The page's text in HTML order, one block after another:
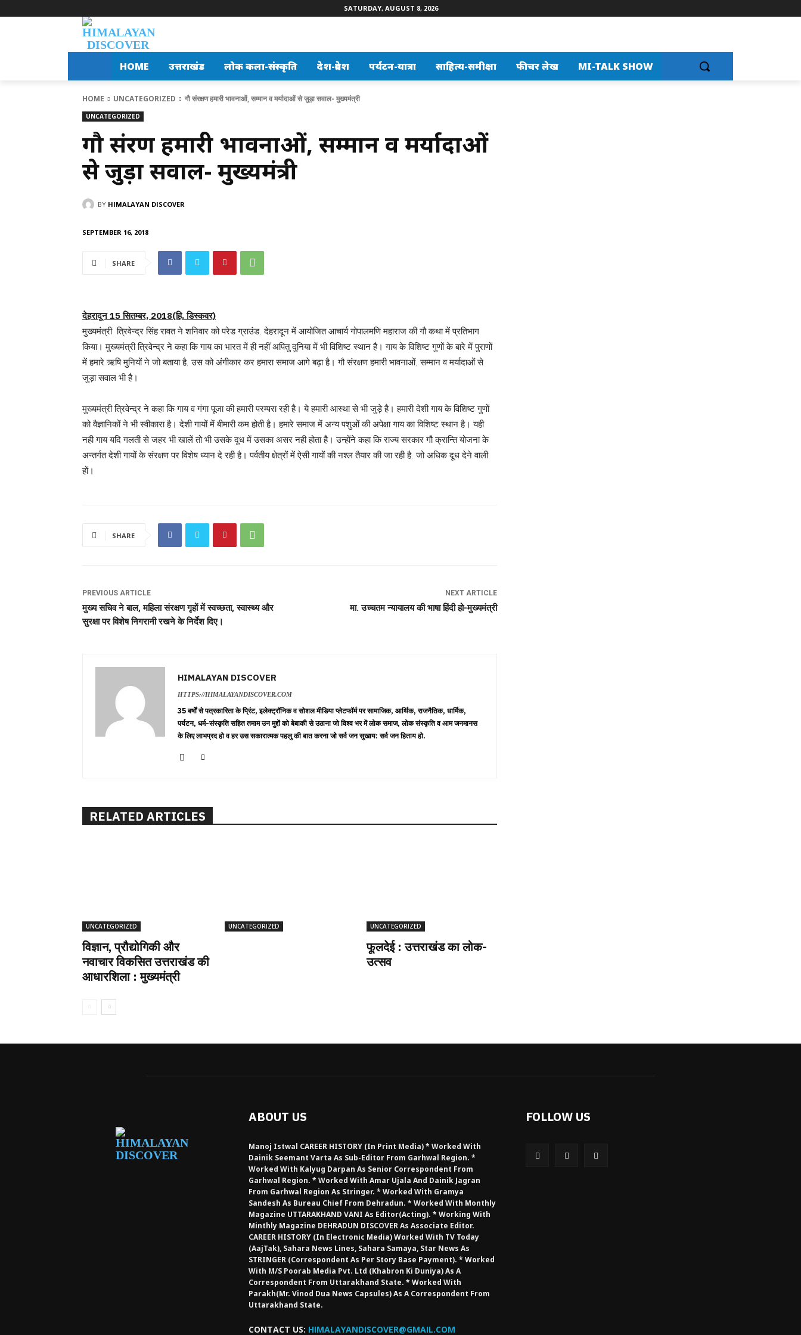
SATURDAY, AUGUST 8, 2026
HOME उत्तराखंड लोक कला-संस्कृति देश-प्रदेश पर्यटन-यात्रा साहित्य-समीक्षा फीचर लेख MI-TALK SHOW
HOME UNCATEGORIZED गौ संरक्षण हमारी भावनाओं, सम्मान व मर्यादाओं से जुड़ा सवाल- मुख्यमंत्री
UNCATEGORIZED
गौ संरक्षण हमारी भावनाओं, सम्मान व मर्यादाओं
से जुड़ा सवाल- मुख्यमंत्री
BY HIMALAYAN DISCOVER
SEPTEMBER 16, 2018
SHARE
देहरादून 15 सितम्बर, 2018(हि. डिस्कवर)
मुख्यमंत्री त्रिवेन्द्र सिंह रावत ने शनिवार को परेड ग्राउंड, देहरादून में आयोजित आचार्य गोपालमणि महाराज की गौ कथा में प्रतिभाग
किया। मुख्यमंत्री त्रिवेन्द्र ने कहा कि गाय का भारत में ही नहीं अपितु दुनिया में भी विशिष्ट स्थान है। गाय के विशिष्ट गुणों के बारे में पुराणों
में हमारे ऋषि मुनियों ने जो बताया है, उस को अंगीकार कर हमारा समाज आगे बढ़ा है। गौ संरक्षण हमारी भावनाओं, सम्मान व मर्यादाओं से
जुड़ा सवाल भी है।
मुख्यमंत्री त्रिवेन्द्र ने कहा कि गाय व गंगा पूजा की हमारी परम्परा रही है। ये हमारी आस्था से भी जुड़े है। हमारी देशी गाय के विशिष्ट गुणों
को वैज्ञानिकों ने भी स्वीकारा है। देशी गायों में बीमारी कम होती है। हमारे समाज में अन्य पशुओं की अपेक्षा गाय का विशिष्ट स्थान है। यही
नही गाय यदि गलती से जहर भी खालें तो भी उसके दूध में उसका असर नही होता है। उन्होंने कहा कि राज्य सरकार गौ क्रान्ति योजना के
अन्तर्गत देशी गायों के संरक्षण पर विशेष ध्यान दे रही है। पर्वतीय क्षेत्रों में ऐसी गायों की नश्ल तैयार की जा रही है, जो अधिक दूध देने वाली
हों।
SHARE
PREVIOUS ARTICLE
मुख्य सचिव ने बाल, महिला संरक्षण गृहों में स्वच्छता, स्वास्थ्य और
सुरक्षा पर विशेष निगरानी रखने के निर्देश दिए।
NEXT ARTICLE
मा. उच्चतम न्यायालय की भाषा हिंदी हो-मुख्यमंत्री
HIMALAYAN DISCOVER
HTTPS://HIMALAYANDISCOVER.COM
35 बर्षों से पत्रकारिता के प्रिंट, इलेक्ट्रॉनिक व सोशल मीडिया प्लेटफॉर्म पर सामाजिक, आर्थिक, राजनैतिक, धार्मिक,
पर्यटन, धर्म-संस्कृति सहित तमाम उन मुद्दों को बेबाकी से उठाना जो विश्व भर में लोक समाज, लोक संस्कृति व आम जनमानस
के लिए लाभप्रद हो व हर उस सकारात्मक पहलु की बात करना जो सर्व जन सुखाय: सर्व जन हिताय हो.
RELATED ARTICLES
UNCATEGORIZED
विज्ञान, प्रौद्योगिकी और
नवाचार विकसित उत्तराखंड की
आधारशिला : मुख्यमंत्री
UNCATEGORIZED UNCATEGORIZED
फूलदेई : उत्तराखंड का लोक-
उत्सव
ABOUT US
Manoj Istwal CAREER HISTORY (in Print Media) * Worked With
Dainik Seemant Varta As Sub-Editor From Garhwal Region. *
Worked With Kalyug Darpan As Senior Correspondent From
Garhwal Region. * Worked With Amar Ujala And Dainik Jagran
From Garhwal Region As Stringer. * Worked With Gramya
Sandesh As Bureau Chief From Dehradun. * Worked With Monthly
Magazine UTTARAKHAND VANI As Editor(Acting). * Working With
Minthly Magazine DEHRADUN DISCOVER As Associate Editor.
CAREER HISTORY (in Electronic Media) Worked With TV Today
(AajTak), Sahara News Lines, Sahara Samaya, Star News As
STRINGER (Correspondent As Per Story Base Payment). * Worked
With M/S Poorab Media Pvt. Ltd (Khabron Ki Duniya) As A
Correspondent From Uttarakhand State. * Worked With
Parakh(Mr. Vinod Dua News Capsules) As A Correspondent From
Uttarakhand State.
CONTACT US: HIMALAYANDISCOVER@GMAIL.COM
FOLLOW US